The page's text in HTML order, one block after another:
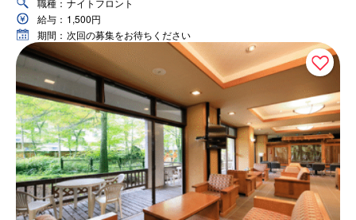
職種： ナイトフロント
給与： 1,500円
期間： 次回の募集をお待ちください